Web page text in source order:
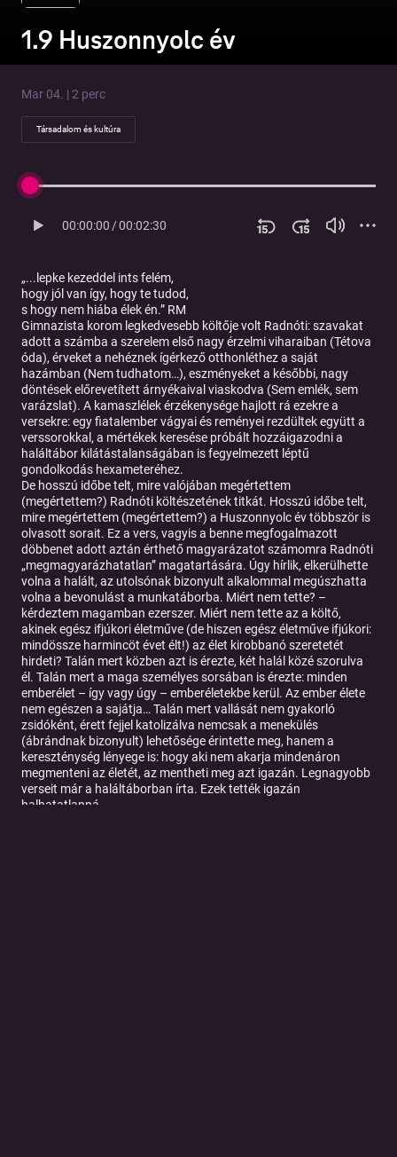
1.9 Huszonnyolc év
Mar 04. | 2 perc
Társadalom és kultúra
00:00:00/00:02:30
„...lepke kezeddel ints felém,
hogy jól van így, hogy te tudod,
s hogy nem hiába élek én.” RM
Gimnazista korom legkedvesebb költője volt Radnóti: szavakat
adott a számba a szerelem első nagy érzelmi viharaiban (Tétova
óda), érveket a nehéznek ígérkező otthonléthez a saját
hazámban (Nem tudhatom…), eszményeket a későbbi, nagy
döntések előrevetített árnyékaival viaskodva (Sem emlék, sem
varázslat). A kamaszlélek érzékenysége hajlott rá ezekre a
versekre: egy fiatalember vágyai és reményei rezdültek együtt a
verssorokkal, a mértékek keresése próbált hozzáigazodni a
haláltábor kilátástalanságában is fegyelmezett léptű
gondolkodás hexameteréhez.
De hosszú időbe telt, mire valójában megértettem
(megértettem?) Radnóti költészetének titkát. Hosszú időbe telt,
mire megértettem (megértettem?) a Huszonnyolc év többször is
olvasott sorait. Ez a vers, vagyis a benne megfogalmazott
döbbenet adott aztán érthető magyarázatot számomra Radnóti
„megmagyarázhatatlan” magatartására. Úgy hírlik, elkerülhette
volna a halált, az utolsónak bizonyult alkalommal megúszhatta
volna a bevonulást a munkatáborba. Miért nem tette? –
kérdeztem magamban ezerszer. Miért nem tette az a költő,
akinek egész ifjúkori életműve (de hiszen egész életműve ifjúkori:
mindössze harmincöt évet élt!) az élet kirobbanó szeretetét
hirdeti? Talán mert közben azt is érezte, két halál közé szorulva
él. Talán mert a maga személyes sorsában is érezte: minden
emberélet – így vagy úgy – emberéletekbe kerül. Az ember élete
nem egészen a sajátja… Talán mert vallását nem gyakorló
zsidóként, érett fejjel katolizálva nemcsak a menekülés
(ábrándnak bizonyult) lehetősége érintette meg, hanem a
kereszténység lényege is: hogy aki nem akarja mindenáron
megmenteni az életét, az mentheti meg azt igazán. Legnagyobb
verseit már a haláltáborban írta. Ezek tették igazán
halhatatlanná.